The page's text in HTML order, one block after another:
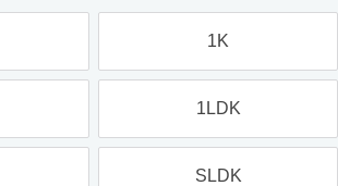
1K
1LDK
SLDK